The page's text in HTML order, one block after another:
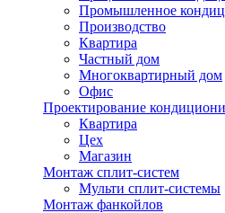
Промышленное
Производство
Квартира
Частный дом
Многоквартирный дом
Офис
Проектирование
Квартира
Цех
Магазин
Монтаж сплит-систем
Мульти сплит-системы
Монтаж фанкойлов